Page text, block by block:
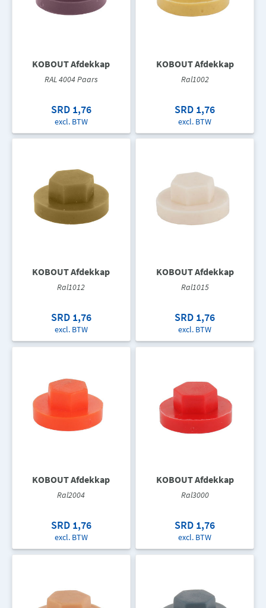
KOBOUT Afdekkap
RAL 4004 Paars
SRD 1,76
excl. BTW
KOBOUT Afdekkap
Ral1002
SRD 1,76
excl. BTW
KOBOUT Afdekkap
Ral1012
SRD 1,76
excl. BTW
KOBOUT Afdekkap
Ral1015
SRD 1,76
excl. BTW
KOBOUT Afdekkap
Ral2004
SRD 1,76
excl. BTW
KOBOUT Afdekkap
Ral3000
SRD 1,76
excl. BTW